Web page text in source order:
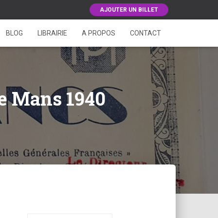
AJOUTER UN BILLET
BLOG LIBRAIRIE A PROPOS CONTACT
Mans 1940